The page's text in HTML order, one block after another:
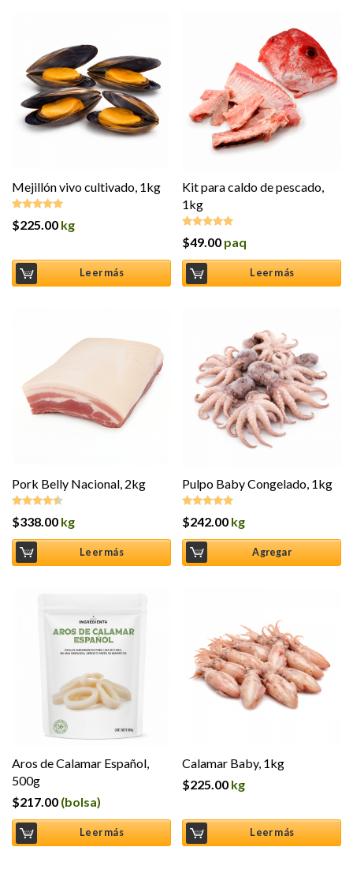
Mejillón vivo cultivado, 1kg
Valorado en
$225.00 kg
Leer más
Kit para caldo de pescado,
1kg
Valorado en
$49.00 paq
Leer más
Pork Belly Nacional, 2kg
Valorado
$338.00 kg
Leer más
Pulpo Baby Congelado, 1kg
Valorado en
$242.00 kg
Agregar
Aros de Calamar Español,
500g
$217.00 (bolsa)
Leer más
Calamar Baby, 1kg
$225.00 kg
Leer más